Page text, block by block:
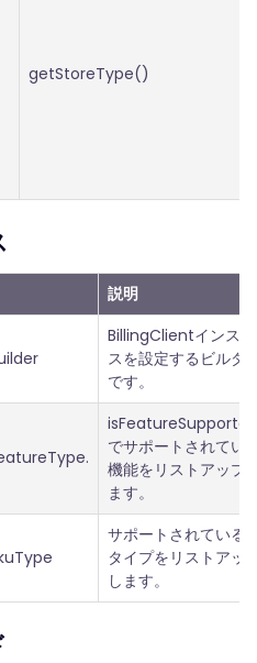
getStoreType()
説明
BillingClientインス
スを設定するビルダ
です。
でサポートされてい
機能をリストアップ
ます。
サポートされている
タイプをリストアッ
します。